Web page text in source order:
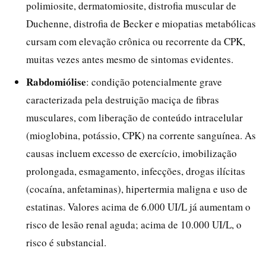
polimiosite, dermatomiosite, distrofia muscular de
Duchenne, distrofia de Becker e miopatias metabólicas
cursam com elevação crônica ou recorrente da CPK,
muitas vezes antes mesmo de sintomas evidentes.
Rabdomiólise: condição potencialmente grave
caracterizada pela destruição maciça de fibras
musculares, com liberação de conteúdo intracelular
(mioglobina, potássio, CPK) na corrente sanguínea. As
causas incluem excesso de exercício, imobilização
prolongada, esmagamento, infecções, drogas ilícitas
(cocaína, anfetaminas), hipertermia maligna e uso de
estatinas. Valores acima de 6.000 UI/L já aumentam o
risco de lesão renal aguda; acima de 10.000 UI/L, o
risco é substancial.